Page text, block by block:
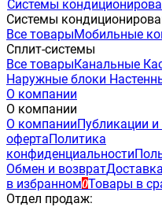
Системы
Системы
Все товарыМобильные
Сплит-системы
Все товарыКанальные
Наружные блоки
О компании
О компании
О компанииПубликации и
офертаПолитика
конфиденциальности
Обмен и возвратДоставка
в избранном0Товары в
Отдел продаж: